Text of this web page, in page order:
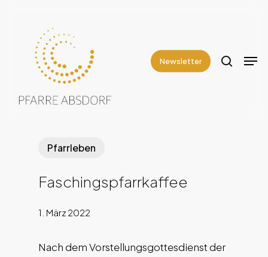
content
Newsletter
Pfarrleben
Faschingspfarrkaffee
1. März 2022
Nach dem Vorstellungsgottesdienst der
Menu